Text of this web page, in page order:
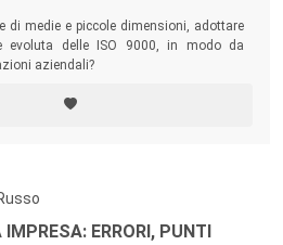
di medie e piccole dimensioni, adottare
evoluta delle ISO 9000, in modo da
aziendali?
IMPRESA: ERRORI, PUNTI